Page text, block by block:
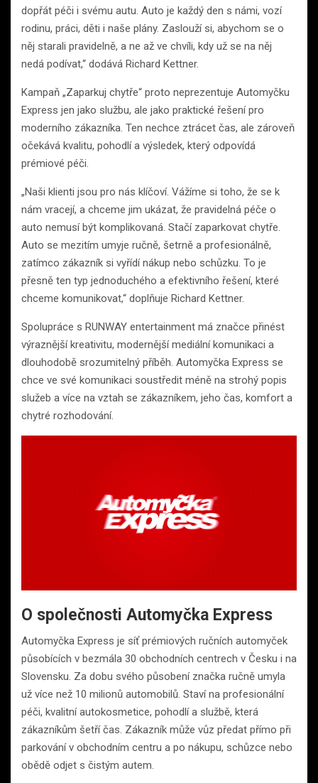
dopřát péči i svému autu. Auto je každý den s námi, vozí
rodinu, práci, děti i naše plány. Zaslouží si, abychom se o
něj starali pravidelně, a ne až ve chvíli, kdy už se na něj
nedá podívat,“ dodává Richard Kettner.
Kampaň „Zaparkuj chytře“ proto neprezentuje Automyčku
Express jen jako službu, ale jako praktické řešení pro
moderního zákazníka. Ten nechce ztrácet čas, ale zároveň
očekává kvalitu, pohodlí a výsledek, který odpovídá
prémiové péči.
„Naši klienti jsou pro nás klíčoví. Vážíme si toho, že se k
nám vracejí, a chceme jim ukázat, že pravidelná péče o
auto nemusí být komplikovaná. Stačí zaparkovat chytře.
Auto se mezitím umyje ručně, šetrně a profesionálně,
zatímco zákazník si vyřídí nákup nebo schůzku. To je
přesně ten typ jednoduchého a efektivního řešení, které
chceme komunikovat,“ doplňuje Richard Kettner.
Spolupráce s RUNWAY entertainment má značce přinést
výraznější kreativitu, modernější mediální komunikaci a
dlouhodobě srozumitelný příběh. Automyčka Express se
chce ve své komunikaci soustředit méně na strohý popis
služeb a více na vztah se zákazníkem, jeho čas, komfort a
chytré rozhodování.
O společnosti Automyčka Express
Automyčka Express je síť prémiových ručních automyček
působících v bezmála 30 obchodních centrech v Česku i na
Slovensku. Za dobu svého působení značka ručně umyla
už více než 10 milionů automobilů. Staví na profesionální
péči, kvalitní autokosmetice, pohodlí a službě, která
zákazníkům šetří čas. Zákazník může vůz předat přímo při
parkování v obchodním centru a po nákupu, schůzce nebo
obědě odjet s čistým autem.